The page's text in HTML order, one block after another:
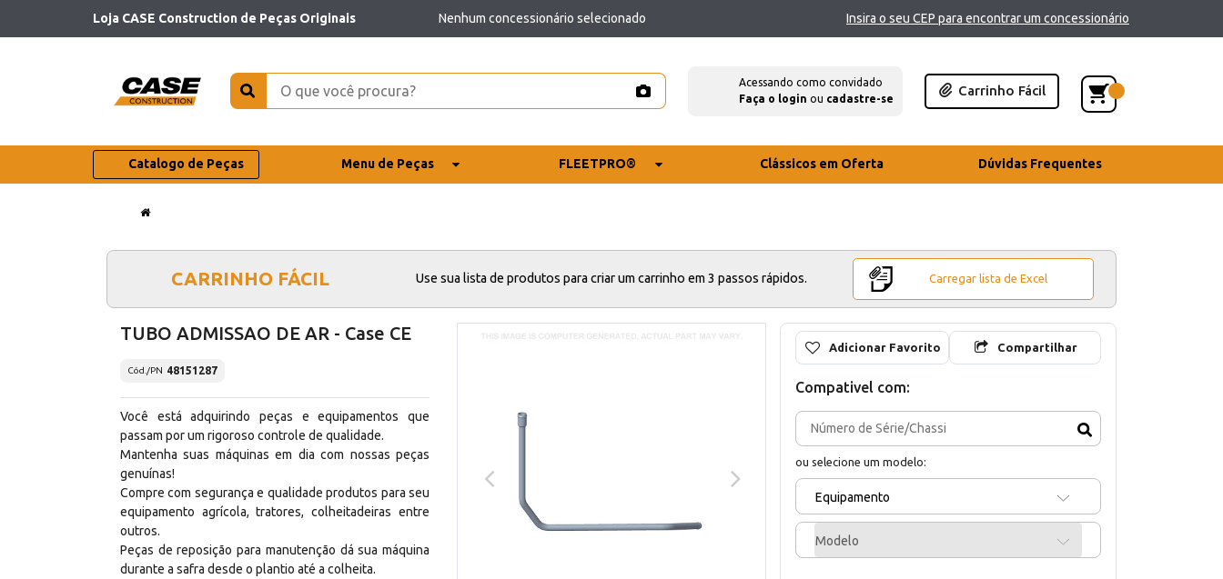
Loja CASE Construction de Peças Originais Nenhum concessionário selecionado Insira o seu CEP para encontrar um concessionário
Acessando como convidado
Faça o login ou cadastre-se
Carrinho Fácil
Catalogo de Peças Menu de Peças FLEETPRO® Clássicos em Oferta Dúvidas Frequentes
CARRINHO FÁCIL Use sua lista de produtos para criar um carrinho em 3 passos rápidos. Carregar lista de Excel
TUBO ADMISSAO DE AR - Case CE
Cód./PN 48151287
Você está adquirindo peças e equipamentos que
passam por um rigoroso controle de qualidade.
Mantenha suas máquinas em dia com nossas peças
genuínas!
Compre com segurança e qualidade produtos para seu
equipamento agrícola, tratores, colheitadeiras entre
outros.
Peças de reposição para manutenção dá sua máquina
durante a safra desde o plantio até a colheita.
Adicionar Favorito Compartilhar
Compativel com:
ou selecione um modelo:
Equipamento
Modelo